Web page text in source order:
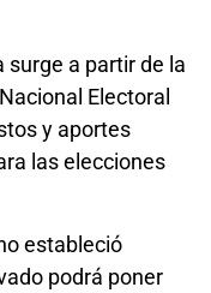
surge a partir de la
Electoral
y aportes
las elecciones
estableció
podrá poner